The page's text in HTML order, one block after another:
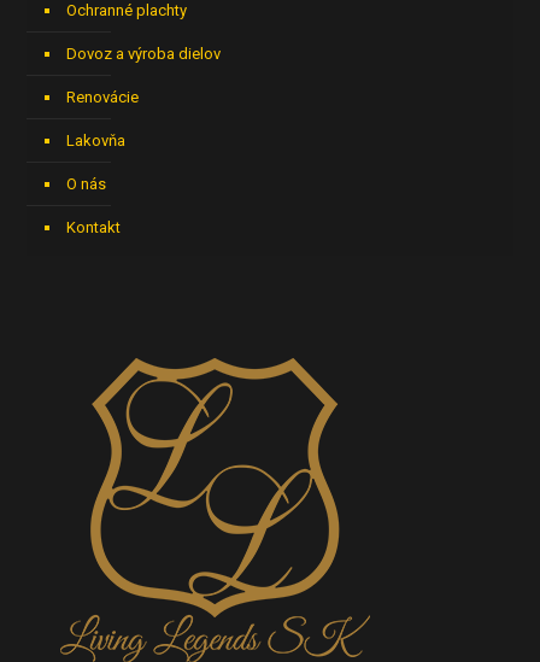
Ochranné plachty
Dovoz a výroba dielov
Renovácie
Lakovňa
O nás
Kontakt